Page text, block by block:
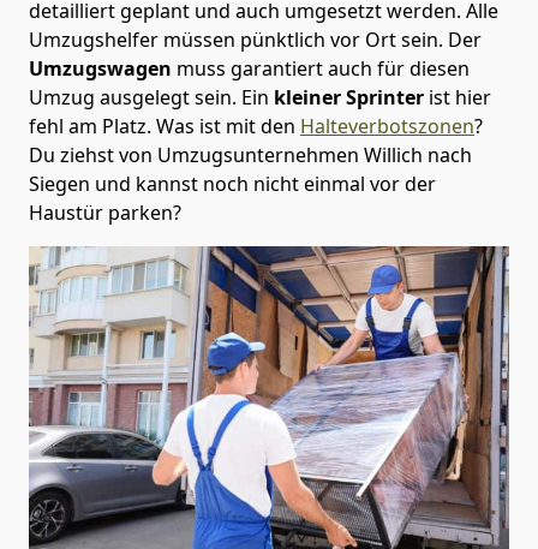
detailliert geplant und auch umgesetzt werden. Alle
Umzugshelfer müssen pünktlich vor Ort sein. Der
Umzugswagen muss garantiert auch für diesen
Umzug ausgelegt sein. Ein kleiner Sprinter ist hier
fehl am Platz. Was ist mit den Halteverbotszonen?
Du ziehst von Umzugsunternehmen Willich nach
Siegen und kannst noch nicht einmal vor der
Haustür parken?